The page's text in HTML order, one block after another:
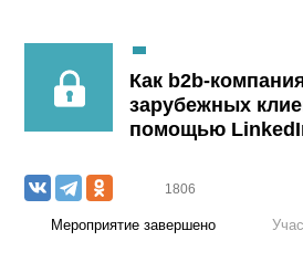
Как b2b-
зарубежных
помощью
1806
Мероприятие завершено